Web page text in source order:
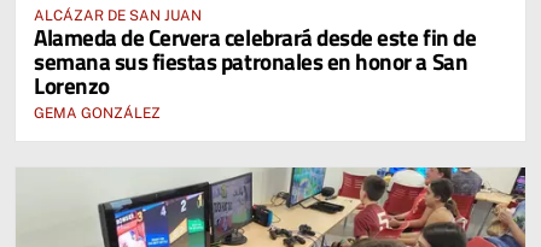
ALCÁZAR DE SAN JUAN
Alameda de Cervera celebrará desde este fin de
semana sus fiestas patronales en honor a San
Lorenzo
GEMA GONZÁLEZ